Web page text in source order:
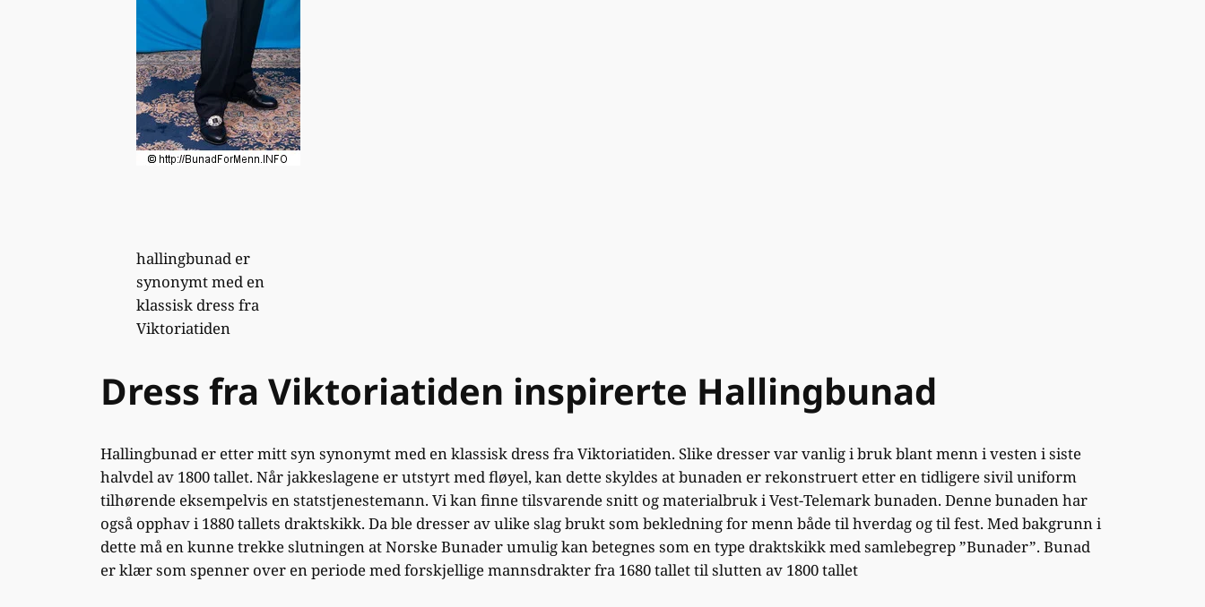
hallingbunad er
synonymt med en
klassisk dress fra
Viktoriatiden
Dress fra Viktoriatiden inspirerte Hallingbunad
Hallingbunad er etter mitt syn synonymt med en klassisk dress fra Viktoriatiden. Slike dresser var vanlig i bruk blant menn i vesten i siste
halvdel av 1800 tallet. Når jakkeslagene er utstyrt med fløyel, kan dette skyldes at bunaden er rekonstruert etter en tidligere sivil uniform
tilhørende eksempelvis en statstjenestemann. Vi kan finne tilsvarende snitt og materialbruk i Vest-Telemark bunaden. Denne bunaden har
også opphav i 1880 tallets draktskikk. Da ble dresser av ulike slag brukt som bekledning for menn både til hverdag og til fest. Med bakgrunn i
dette må en kunne trekke slutningen at Norske Bunader umulig kan betegnes som en type draktskikk med samlebegrep ”Bunader”. Bunad
er klær som spenner over en periode med forskjellige mannsdrakter fra 1680 tallet til slutten av 1800 tallet